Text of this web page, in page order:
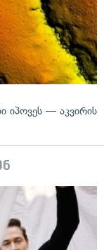
იპოვეს — აკვირის